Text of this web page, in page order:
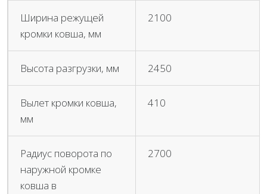
Ширина режущей
кромки ковша, мм
2100
Высота разгрузки, мм 2450
Вылет кромки ковша,
мм
410
Радиус поворота по
наружной кромке
ковша в
2700